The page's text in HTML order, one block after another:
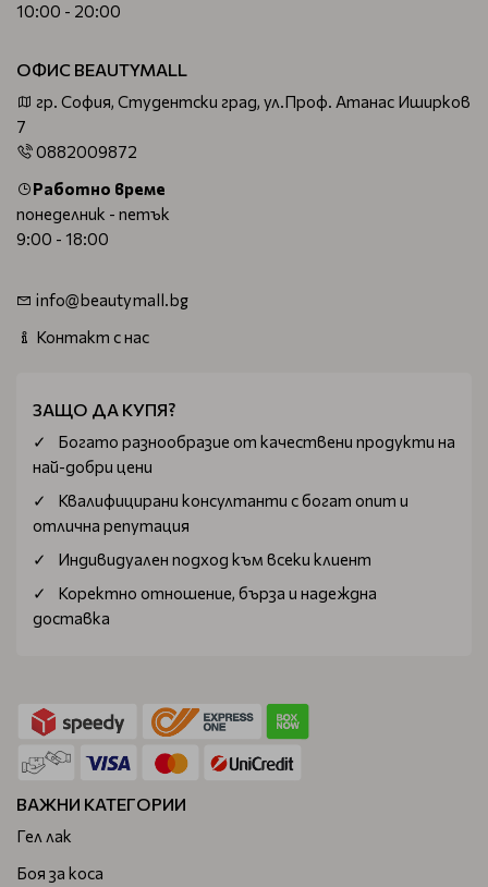
10:00 - 20:00
ОФИС BEAUTYMALL
гр. София, Студентски град, ул.Проф. Атанас Иширков
7
0882009872
Работно време
понеделник - петък
9:00 - 18:00
info@beautymall.bg
Контакт с нас
ЗАЩО ДА КУПЯ?
Богатo разнообразие от качествени продукти на
най-добри цени
Квалифицирани консултанти с богат опит и
отлична репутация
Индивидуален подход към всеки клиент
Коректно отношение, бърза и надеждна
доставка
ВАЖНИ КАТЕГОРИИ
Гел лак
Боя за коса